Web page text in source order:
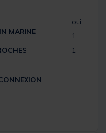
oui
MARINE
1
1